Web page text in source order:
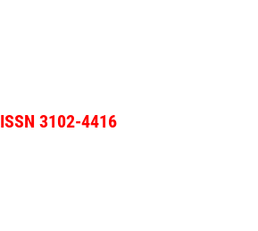
ISSN 3102-4416